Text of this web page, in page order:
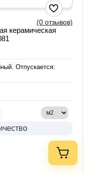
(0 отзывов)
керамическая
Отпускается: